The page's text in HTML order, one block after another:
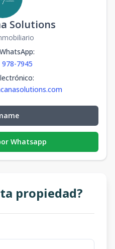
Solutions
:
7945
:
Whatsapp
propiedad?